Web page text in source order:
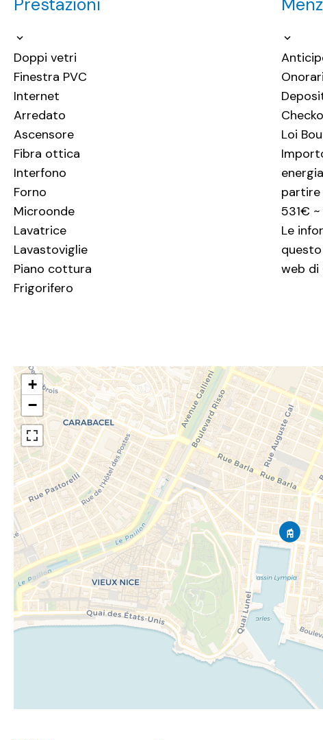
Doppi vetri
Finestra PVC
Internet
Arredato
Ascensore
Fibra ottica
Interfono
Forno
Microonde
Lavatrice
Lavastoviglie
Piano cottura
Frigorifero
Loi
partire
531€
Le
web di
+
−